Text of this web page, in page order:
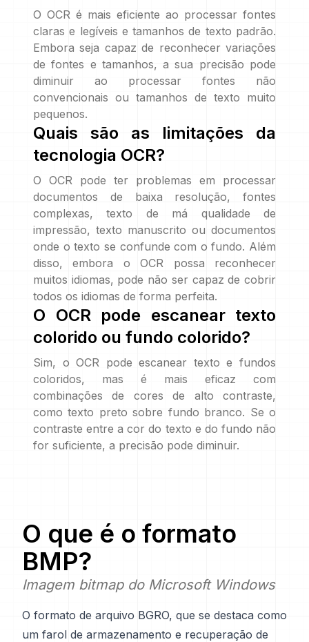
O OCR é mais eficiente ao processar fontes
claras e legíveis e tamanhos de texto padrão.
Embora seja capaz de reconhecer variações
de fontes e tamanhos, a sua precisão pode
diminuir ao processar fontes não
convencionais ou tamanhos de texto muito
pequenos.
Quais são as limitações da
tecnologia OCR?
O OCR pode ter problemas em processar
documentos de baixa resolução, fontes
complexas, texto de má qualidade de
impressão, texto manuscrito ou documentos
onde o texto se confunde com o fundo. Além
disso, embora o OCR possa reconhecer
muitos idiomas, pode não ser capaz de cobrir
todos os idiomas de forma perfeita.
O OCR pode escanear texto
colorido ou fundo colorido?
Sim, o OCR pode escanear texto e fundos
coloridos, mas é mais eficaz com
combinações de cores de alto contraste,
como texto preto sobre fundo branco. Se o
contraste entre a cor do texto e do fundo não
for suficiente, a precisão pode diminuir.
O que é o formato
BMP?
Imagem bitmap do Microsoft Windows
O formato de arquivo BGRO, que se destaca como
um farol de armazenamento e recuperação de